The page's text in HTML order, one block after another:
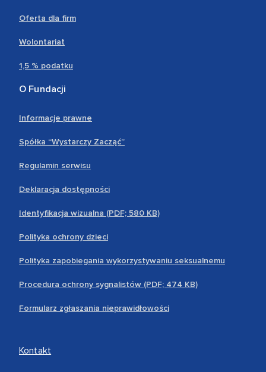
Oferta dla firm
Wolontariat
1,5 % podatku
O Fundacji
Informacje prawne
Spółka “Wystarczy Zacząć”
Regulamin serwisu
Deklaracja dostępności
Identyfikacja wizualna (PDF; 580 KB)
Polityka ochrony dzieci
Polityka zapobiegania wykorzystywaniu seksualnemu
Procedura ochrony sygnalistów (PDF; 474 KB)
Formularz zgłaszania nieprawidłowości
Kontakt